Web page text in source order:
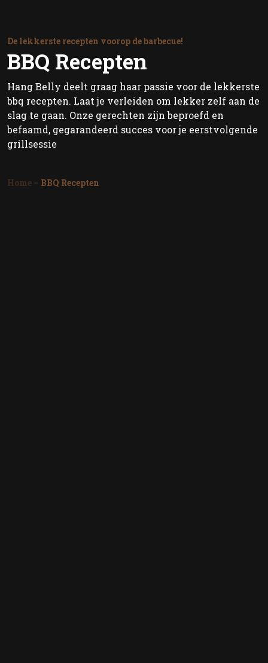
De lekkerste recepten voorop de barbecue!
BBQ Recepten
Hang Belly deelt graag haar passie voor de lekkerste
bbq recepten. Laat je verleiden om lekker zelf aan de
slag te gaan. Onze gerechten zijn beproefd en
befaamd, gegarandeerd succes voor je eerstvolgende
grillsessie
Home – BBQ Recepten